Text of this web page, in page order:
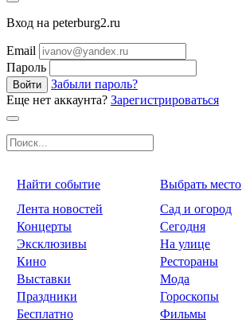
Вход на peterburg2.ru
Email
Пароль
Войти
Забыли пароль?
Еще нет аккаунта? Зарегистрироваться
Найти событие
Выбрать место
Лента новостей
Сад и огород
Концерты
Сегодня
Эксклюзивы
На улице
Кино
Рестораны
Выставки
Мода
Праздники
Гороскопы
Бесплатно
Фильмы